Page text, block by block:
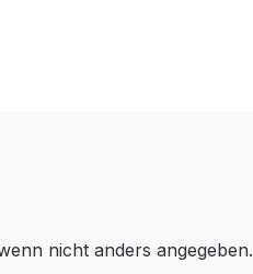
nicht anders angegeben.